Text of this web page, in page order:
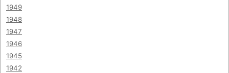
1949
1948
1947
1946
1945
1942